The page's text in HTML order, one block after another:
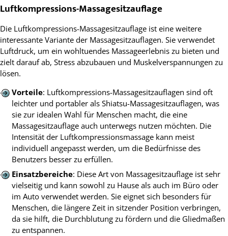
Luftkompressions-Massagesitzauflage
Die Luftkompressions-Massagesitzauflage ist eine weitere
interessante Variante der Massagesitzauflagen. Sie verwendet
Luftdruck, um ein wohltuendes Massageerlebnis zu bieten und
zielt darauf ab, Stress abzubauen und Muskelverspannungen zu
lösen.
Vorteile: Luftkompressions-Massagesitzauflagen sind oft
leichter und portabler als Shiatsu-Massagesitzauflagen, was
sie zur idealen Wahl für Menschen macht, die eine
Massagesitzauflage auch unterwegs nutzen möchten. Die
Intensität der Luftkompressionsmassage kann meist
individuell angepasst werden, um die Bedürfnisse des
Benutzers besser zu erfüllen.
Einsatzbereiche: Diese Art von Massagesitzauflage ist sehr
vielseitig und kann sowohl zu Hause als auch im Büro oder
im Auto verwendet werden. Sie eignet sich besonders für
Menschen, die längere Zeit in sitzender Position verbringen,
da sie hilft, die Durchblutung zu fördern und die Gliedmaßen
zu entspannen.